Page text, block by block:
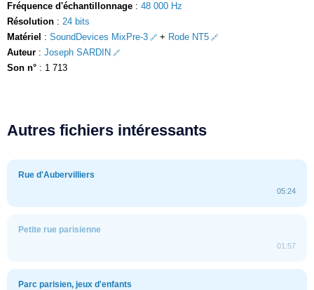
Fréquence d'échantillonnage : 48 000 Hz
Résolution : 24 bits
Matériel : SoundDevices MixPre-3 + Rode NT5
Auteur : Joseph SARDIN
Son n° : 1 713
Autres fichiers intéressants
Rue d'Aubervilliers
05:24
Petite rue parisienne
01:57
Parc parisien, jeux d'enfants